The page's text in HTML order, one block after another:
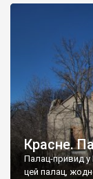
Красне.
Палац-привид у
цей палац,